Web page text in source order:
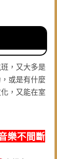
，又大多是
或是有什麼
，又能在室
樂不間斷